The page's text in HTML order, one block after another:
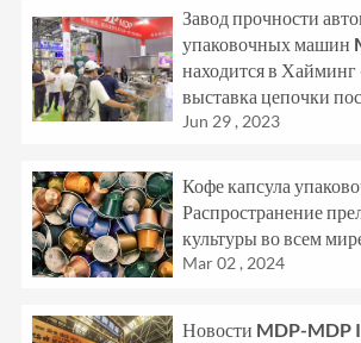
Завод прочности
упаковочных
находится в Хайминг
выставка цепочки
Jun 29 , 2023
Кофе капсула
Распространение
культуры во всем
Mar 02 , 2024
Новости MDP-MDP